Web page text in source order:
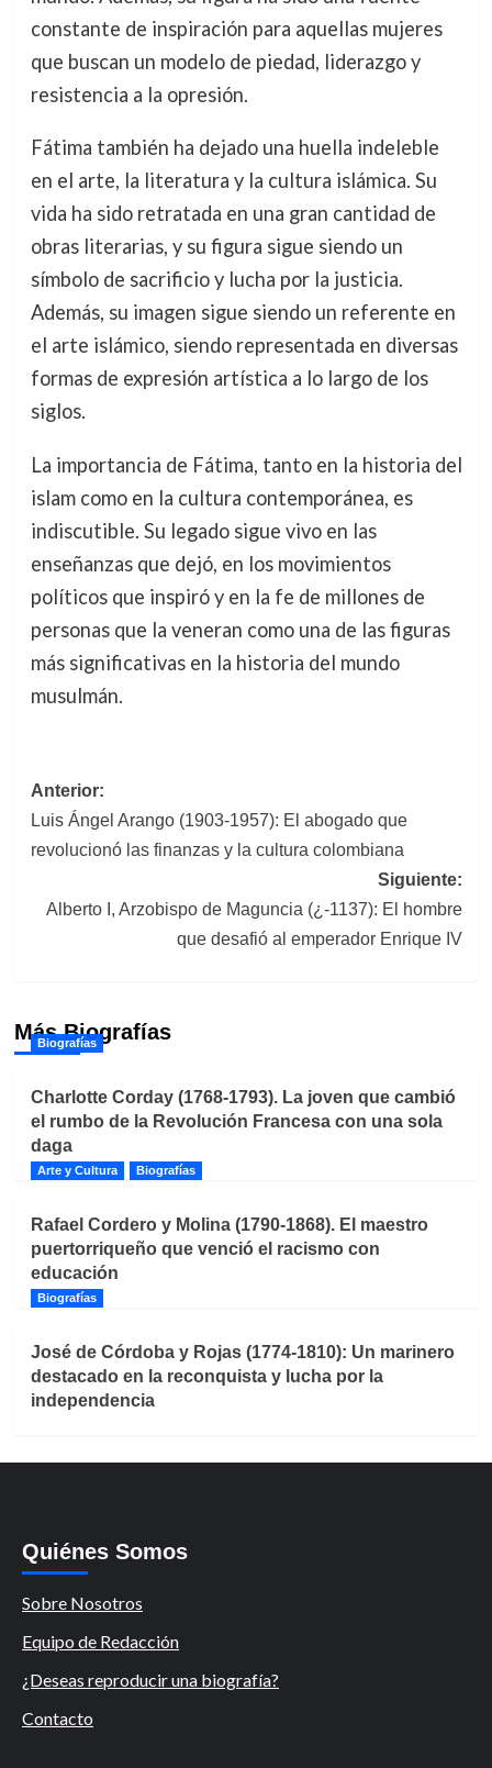
constante de inspiración para aquellas mujeres
que buscan un modelo de piedad, liderazgo y
resistencia a la opresión.
Fátima también ha dejado una huella indeleble
en el arte, la literatura y la cultura islámica. Su
vida ha sido retratada en una gran cantidad de
obras literarias, y su figura sigue siendo un
símbolo de sacrificio y lucha por la justicia.
Además, su imagen sigue siendo un referente en
el arte islámico, siendo representada en diversas
formas de expresión artística a lo largo de los
siglos.
La importancia de Fátima, tanto en la historia del
islam como en la cultura contemporánea, es
indiscutible. Su legado sigue vivo en las
enseñanzas que dejó, en los movimientos
políticos que inspiró y en la fe de millones de
personas que la veneran como una de las figuras
más significativas en la historia del mundo
musulmán.
Navegación
de
Anterior:
Luis Ángel Arango (1903-1957): El abogado que
revolucionó las finanzas y la cultura colombiana
Siguiente:
Alberto I, Arzobispo de Maguncia (¿-1137): El hombre
que desafió al emperador Enrique IV
Más Biografías
Biografías
Charlotte Corday (1768-1793). La joven que cambió
el rumbo de la Revolución Francesa con una sola
daga
Arte y Cultura Biografías
Rafael Cordero y Molina (1790-1868). El maestro
puertorriqueño que venció el racismo con
educación
Biografías
José de Córdoba y Rojas (1774-1810): Un marinero
destacado en la reconquista y lucha por la
independencia
Quiénes Somos
Sobre Nosotros
Equipo de Redacción
¿Deseas reproducir una biografía?
Contacto